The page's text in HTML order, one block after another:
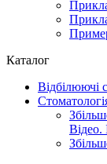
Каталог
Відбілюючі
Відео.